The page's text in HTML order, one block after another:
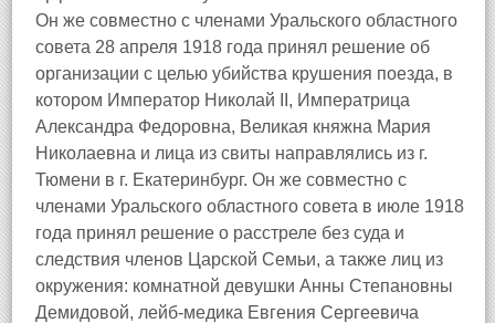
Он же совместно с членами Уральского областного
совета 28 апреля 1918 года принял решение об
организации с целью убийства крушения поезда, в
котором Император Николай II, Императрица
Александра Федоровна, Великая княжна Мария
Николаевна и лица из свиты направлялись из г.
Тюмени в г. Екатеринбург. Он же совместно с
членами Уральского областного совета в июле 1918
года принял решение о расстреле без суда и
следствия членов Царской Семьи, а также лиц из
окружения: комнатной девушки Анны Степановны
Демидовой, лейб-медика Евгения Сергеевича